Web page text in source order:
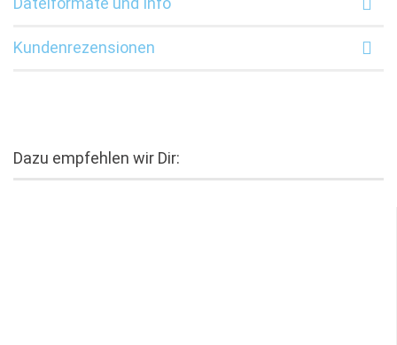
Kundenrezensionen
Dazu empfehlen wir Dir: